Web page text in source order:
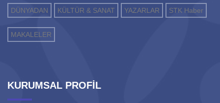
DÜNYADAN KÜLTÜR & SANAT YAZARLAR STK Haber
MAKALELER
KURUMSAL PROFİL